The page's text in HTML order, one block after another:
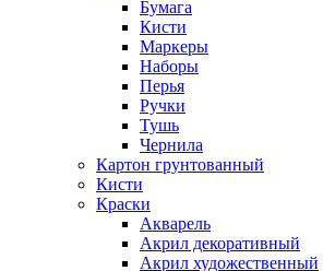
Бумага
Кисти
Маркеры
Наборы
Перья
Ручки
Тушь
Чернила
Картон грунтованный
Кисти
Краски
Акварель
Акрил декоративный
Акрил художественный